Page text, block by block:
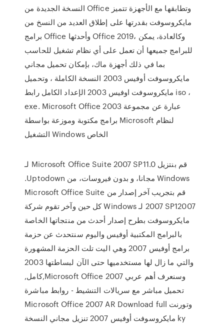
النسخة الجديدة من Office وتطابقها مع الأجهزة تتميز
مايكروسوفت بقدرتها على إطلاق العديد من النسخ من
برامج Office وأحدثها Office 2019، وكالعادة، يمكن
للبرامج جميعها أن تعمل على أي نظام تشغيل للحاسب
بما في ذلك أجهزة ماك، بإمكان تحميل مجاني
مايكروسوفت أوفيس 2003 النسخة الكاملة ، وتحميل
مايكروسوفت اوفيس 2003 الإعداد الكامل رابط iso ،
exe. Microsoft Office 2003 عبارة عن مجموعة
برامج مكتوبة وموزعة بواسطة Microsoft لنظام
التشغيل Windows الخاص
‫قم بنتزيل Microsoft Office Suite 2007 SP11.0 لـ
Windows مجانا، و بدون فيروسات، من Uptodown.
قم بتجريب آخر إصدار من Microsoft Office Suite
2007 SP12007 لـ Windows كل حين وآخر تقوم شركة
مايكروسوفت بطرح إصدار أحدث من منتجاتها الخاصة
بالبرامج المكتبية أوفيس واليوم سنتحدث عن حزمة
برامج أوفيس 2007 وهي اليت تلت الحزمة المشهورة
والتي ما زال لها مستخدميها حتى الآن لبساطتها 2003
وسنعرف أهم عربي Microsoft Office 2007,كامل,
تحميل مباشر مع سريالات التنشيط - روابط مباشرة
وتورنت Microsoft Office 2007 AR Download full
ky مايكروسوفت أوفيس 2007 تنزيل مجاني النسخة